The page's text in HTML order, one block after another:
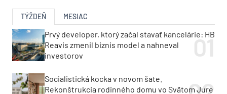
TÝŽDEŇ MESIAC
Prvý developer, ktorý začal stavať kancelárie: HB
Reavis zmenil biznis model a nahneval
investorov
Socialistická kocka v novom šate.
Rekonštrukcia rodinného domu vo Svätom Jure